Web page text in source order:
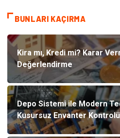
BUNLARI KAÇIRMA
Kira mı, Kredi mi? Karar
Değerlendirme
Depo Sistemi ile Modern
Kusursuz Envanter Kontrolü